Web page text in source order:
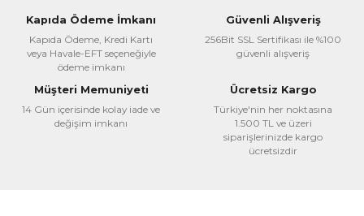
Kapıda Ödeme İmkanı
Kapıda Ödeme, Kredi Kartı
veya Havale-EFT seçeneğiyle
ödeme imkanı
Güvenli Alışveriş
256Bit SSL Sertifikası ile %100
güvenli alışveriş
Müşteri Memuniyeti
14 Gün içerisinde kolay iade ve
değişim imkanı
Ücretsiz Kargo
Türkiye'nin her noktasına
1.500 TL ve üzeri
siparişlerinizde kargo
ücretsizdir